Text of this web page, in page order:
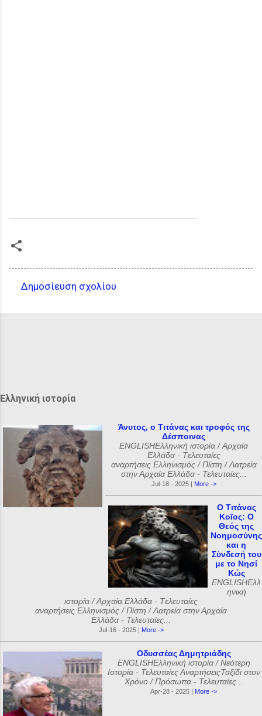
Δημοσίευση σχολίου
Ελληνική ιστορία
Άνυτος, ο Τιτάνας και τροφός της
Δέσποινας
ENGLISHΕλληνική ιστορία / Αρχαία
Ελλάδα - Tελευταίες
αναρτήσεις Ελληνισμός / Πίστη / Λατρεία
στην Αρχαία Ελλάδα - Τελευταίες...
Jul-18 - 2025 | More ->
Ο Τιτάνας
Κοῖος: Ο
Θεός της
Νοημοσύνης
και η
Σύνδεσή του
με το Νησί
Κώς
ENGLISHΕλλ
ηνική
ιστορία / Αρχαία Ελλάδα - Tελευταίες
αναρτήσεις Ελληνισμός / Πίστη / Λατρεία στην Αρχαία
Ελλάδα - Τελευταίες...
Jul-16 - 2025 | More ->
Οδυσσέας Δημητριάδης
ENGLISHΕλληνική ιστορία / Νεότερη
Ιστορία - Τελευταίες ΑναρτήσειςΤαξίδι στον
Χρόνο / Πρόσωπα - Τελευταίες...
Apr-28 - 2025 | More ->